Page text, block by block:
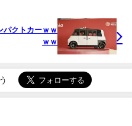
パクトカーｗｗ
ｗｗ